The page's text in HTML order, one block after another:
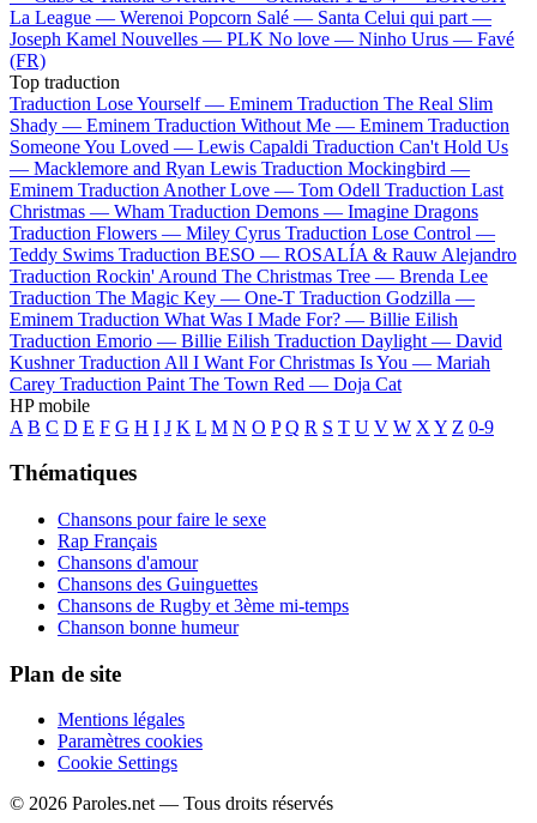
La League — Werenoi Popcorn Salé — Santa Celui qui part —
Joseph Kamel Nouvelles — PLK No love — Ninho Urus — Favé
(FR)
Top traduction
Traduction Lose Yourself — Eminem Traduction The Real Slim
Shady — Eminem Traduction Without Me — Eminem Traduction
Someone You Loved — Lewis Capaldi Traduction Can't Hold Us
— Macklemore and Ryan Lewis Traduction Mockingbird —
Eminem Traduction Another Love — Tom Odell Traduction Last
Christmas — Wham Traduction Demons — Imagine Dragons
Traduction Flowers — Miley Cyrus Traduction Lose Control —
Teddy Swims Traduction BESO — ROSALÍA & Rauw Alejandro
Traduction Rockin' Around The Christmas Tree — Brenda Lee
Traduction The Magic Key — One-T Traduction Godzilla —
Eminem Traduction What Was I Made For? — Billie Eilish
Traduction Emorio — Billie Eilish Traduction Daylight — David
Kushner Traduction All I Want For Christmas Is You — Mariah
Carey Traduction Paint The Town Red — Doja Cat
HP mobile
A B C D E F G H I J K L M N O P Q R S T U V W X Y Z 0-9
Thématiques
Chansons pour faire le sexe
Rap Français
Chansons d'amour
Chansons des Guinguettes
Chansons de Rugby et 3ème mi-temps
Chanson bonne humeur
Plan de site
Mentions légales
Paramètres cookies
Cookie Settings
© 2026 Paroles.net — Tous droits réservés